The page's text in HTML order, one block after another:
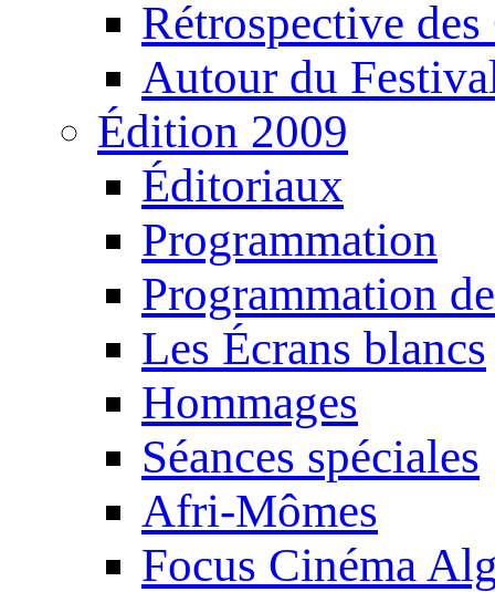
Rétrospective
Autour du
Édition 2009
Éditoriaux
Programmation
Programmation
Les Écrans blancs
Hommages
Séances spéciales
Afri-Mômes
Focus Cinéma